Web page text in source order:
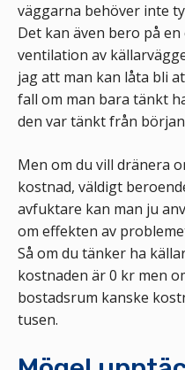
väggarna behöver inte
Det kan även bero på
ventilation av
jag att man kan låta bli
fall om man bara tänkt
den var tänkt från
Men om du vill dränera
kostnad, väldigt
avfuktare kan man ju
om effekten av
Så om du tänker ha
kostnaden är 0 kr men
bostadsrum kanske
tusen.